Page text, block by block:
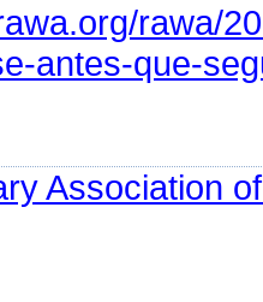
rawa/
antes-que-
Association